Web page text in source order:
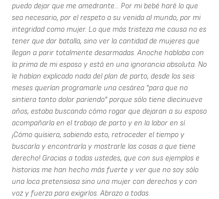
puedo dejar que me amedrante... Por mi bebé haré lo que
sea necesario, por el respeto a su venida al mundo, por mi
integridad como mujer. Lo que más tristeza me causa no es
tener que dar batalla, sino ver la cantidad de mujeres que
llegan a parir totalmente desarmadas. Anoche hablaba con
la prima de mi esposo y está en una ignorancia absoluta. No
le habían explicado nada del plan de parto, desde los seis
meses querían programarle una cesárea "para que no
sintiera tanto dolor pariendo" porque sólo tiene diecinueve
años, estaba buscando cómo rogar que dejaran a su esposo
acompañarla en el trabajo de parto y en la labor en sí.
¡Cómo quisiera, sabiendo esto, retroceder el tiempo y
buscarla y encontrarla y mostrarle las cosas a que tiene
derecho! Gracias a todas ustedes, que con sus ejemplos e
historias me han hecho más fuerte y ver que no soy sólo
una loca pretensiosa sino una mujer con derechos y con
voz y fuerza para exigirlos. Abrazo a todas.